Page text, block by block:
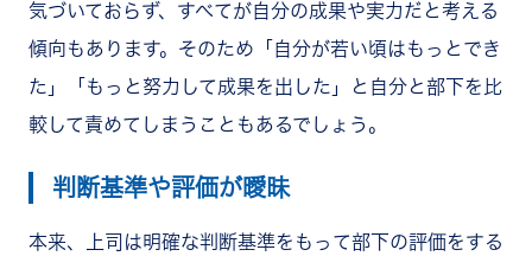
気づいておらず、すべてが自分の成果や実力だと考える
傾向もあります。そのため「自分が若い頃はもっとでき
た」「もっと努力して成果を出した」と自分と部下を比
較して責めてしまうこともあるでしょう。
判断基準や評価が曖昧
本来、上司は明確な判断基準をもって部下の評価をする